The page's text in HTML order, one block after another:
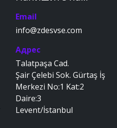
Email
info@zdesvse.com
Адрес
Talatpaşa Cad.
Şair Çelebi Sok. Gürtaş İş
Merkezi No:1 Kat:2
Daire:3
Levent/İstanbul